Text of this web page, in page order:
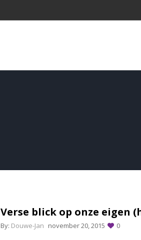
Verse blick op onze eigen
By: Douwe-Jan november 20, 2015 0